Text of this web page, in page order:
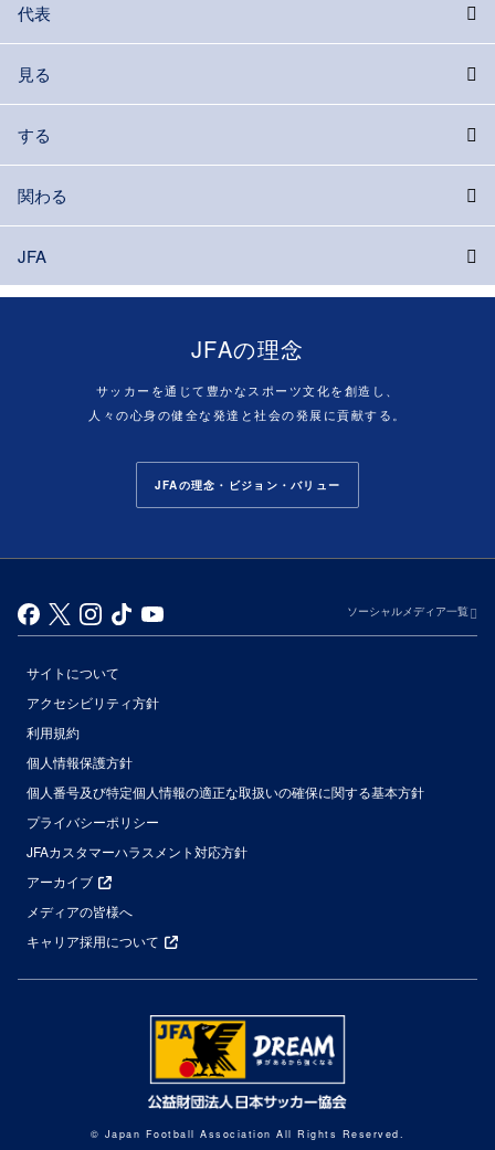
代表
見る
する
関わる
JFA
JFAの理念
サッカーを通じて豊かなスポーツ文化を創造し、
人々の心身の健全な発達と社会の発展に貢献する。
JFAの理念・ビジョン・バリュー
ソーシャルメディア一覧
サイトについて
アクセシビリティ方針
利用規約
個人情報保護方針
個人番号及び特定個人情報の適正な取扱いの確保に関する基本方針
プライバシーポリシー
JFAカスタマーハラスメント対応方針
アーカイブ
メディアの皆様へ
キャリア採用について
© Japan Football Association All Rights Reserved.